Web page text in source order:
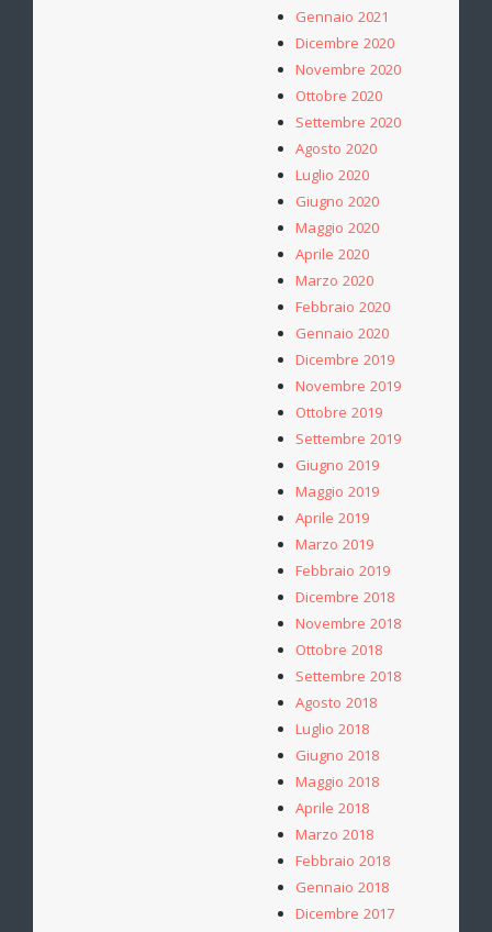
Gennaio 2021
Dicembre 2020
Novembre 2020
Ottobre 2020
Settembre 2020
Agosto 2020
Luglio 2020
Giugno 2020
Maggio 2020
Aprile 2020
Marzo 2020
Febbraio 2020
Gennaio 2020
Dicembre 2019
Novembre 2019
Ottobre 2019
Settembre 2019
Giugno 2019
Maggio 2019
Aprile 2019
Marzo 2019
Febbraio 2019
Dicembre 2018
Novembre 2018
Ottobre 2018
Settembre 2018
Agosto 2018
Luglio 2018
Giugno 2018
Maggio 2018
Aprile 2018
Marzo 2018
Febbraio 2018
Gennaio 2018
Dicembre 2017